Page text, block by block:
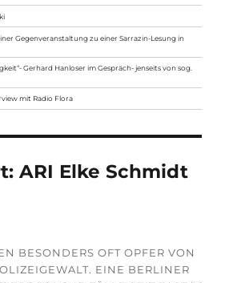
Gegenveranstaltung zu einer Sarrazin-Lesung in
Gerhard Hanloser im Gespräch- jenseits von sog.
mit Radio Flora
ARI Elke Schmidt
BESONDERS OFT OPFER VON
EINE BERLINER